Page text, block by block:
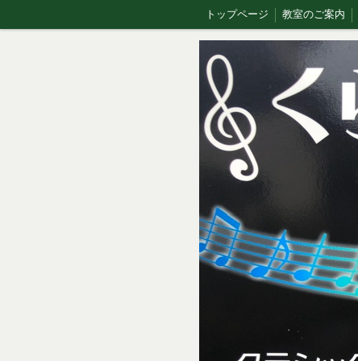
トップページ 教室のご案内